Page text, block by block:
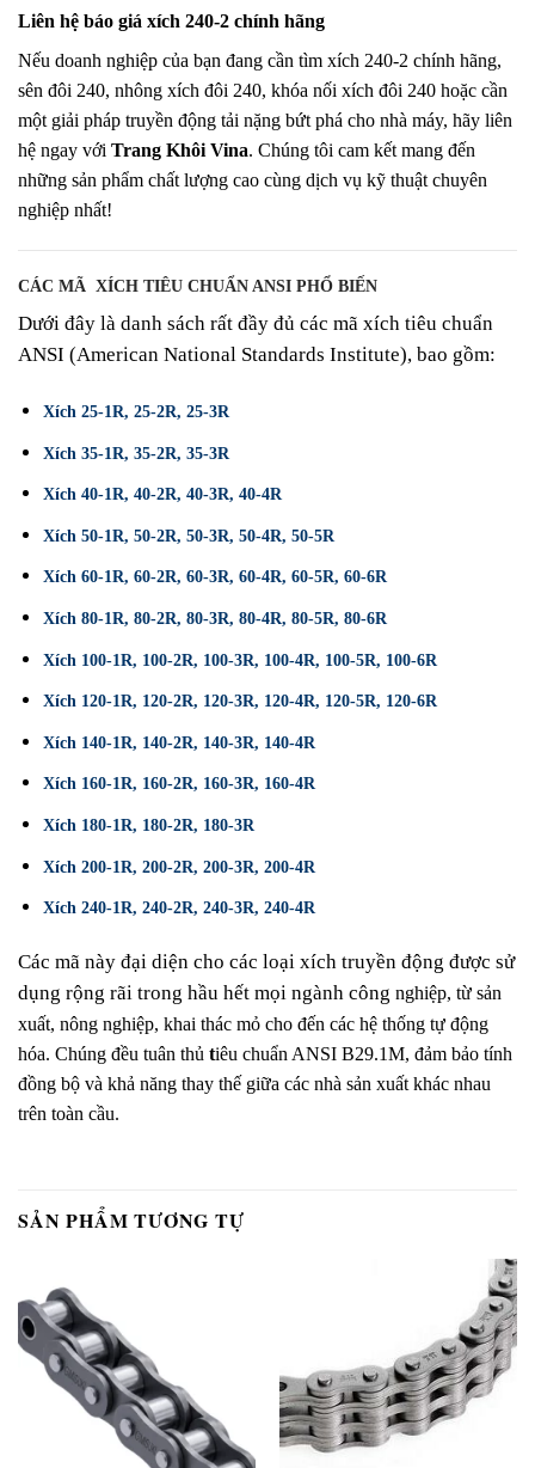
Liên hệ báo giá xích 240-2 chính hãng
Nếu doanh nghiệp của bạn đang cần tìm xích 240-2 chính hãng,
sên đôi 240, nhông xích đôi 240, khóa nối xích đôi 240 hoặc cần
một giải pháp truyền động tải nặng bứt phá cho nhà máy, hãy liên
hệ ngay với Trang Khôi Vina. Chúng tôi cam kết mang đến
những sản phẩm chất lượng cao cùng dịch vụ kỹ thuật chuyên
nghiệp nhất!
CÁC MÃ XÍCH TIÊU CHUẨN ANSI PHỔ BIẾN
Dưới đây là danh sách rất đầy đủ các mã xích tiêu chuẩn
ANSI (American National Standards Institute), bao gồm:
Xích 25-1R, 25-2R, 25-3R
Xích 35-1R, 35-2R, 35-3R
Xích 40-1R, 40-2R, 40-3R, 40-4R
Xích 50-1R, 50-2R, 50-3R, 50-4R, 50-5R
Xích 60-1R, 60-2R, 60-3R, 60-4R, 60-5R, 60-6R
Xích 80-1R, 80-2R, 80-3R, 80-4R, 80-5R, 80-6R
Xích 100-1R, 100-2R, 100-3R, 100-4R, 100-5R, 100-6R
Xích 120-1R, 120-2R, 120-3R, 120-4R, 120-5R, 120-6R
Xích 140-1R, 140-2R, 140-3R, 140-4R
Xích 160-1R, 160-2R, 160-3R, 160-4R
Xích 180-1R, 180-2R, 180-3R
Xích 200-1R, 200-2R, 200-3R, 200-4R
Xích 240-1R, 240-2R, 240-3R, 240-4R
Các mã này đại diện cho các loại xích truyền động được sử
dụng rộng rãi trong hầu hết mọi ngành công nghiệp, từ sản
xuất, nông nghiệp, khai thác mỏ cho đến các hệ thống tự động
hóa. Chúng đều tuân thủ tiêu chuẩn ANSI B29.1M, đảm bảo tính
đồng bộ và khả năng thay thế giữa các nhà sản xuất khác nhau
trên toàn cầu.
SẢN PHẨM TƯƠNG TỰ